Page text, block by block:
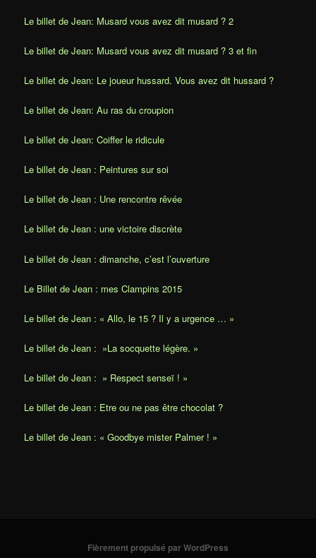
Le billet de Jean: Musard vous avez dit musard ? 2
Le billet de Jean: Musard vous avez dit musard ? 3 et fin
Le billet de Jean: Le joueur hussard. Vous avez dit hussard ?
Le billet de Jean: Au ras du croupion
Le billet de Jean: Coiffer le ridicule
Le billet de Jean : Peintures sur soi
Le billet de Jean : Une rencontre rêvée
Le billet de Jean : une victoire discrète
Le billet de Jean : dimanche, c’est l’ouverture
Le Billet de Jean : mes Clampins 2015
Le billet de Jean : « Allo, le 15 ? Il y a urgence … »
Le billet de Jean : »La socquette légère. »
Le billet de Jean : » Respect senseï ! »
Le billet de Jean : Etre ou ne pas être chocolat ?
Le billet de Jean : « Goodbye mister Palmer ! »
Fièrement propulsé par WordPress